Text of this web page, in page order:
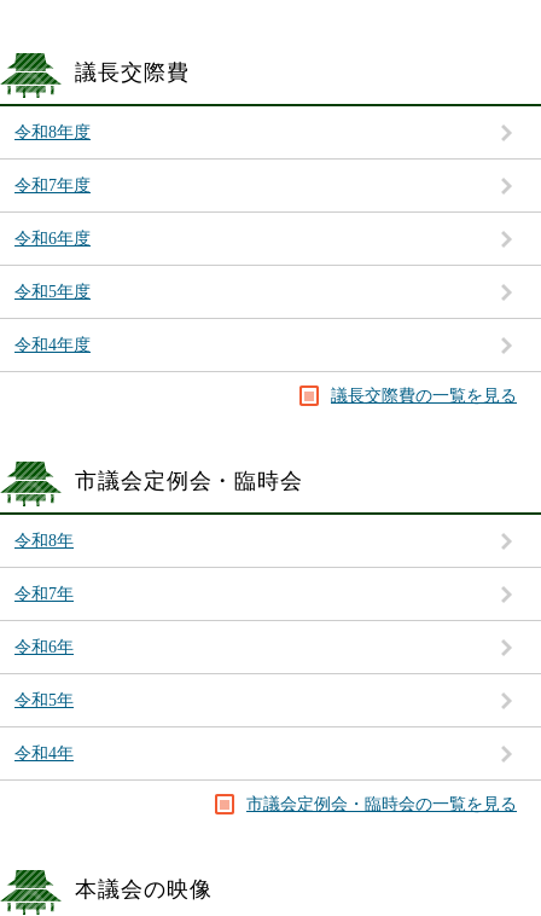
議長交際費
令和8年度
令和7年度
令和6年度
令和5年度
令和4年度
議長交際費の一覧を見る
市議会定例会・臨時会
令和8年
令和7年
令和6年
令和5年
令和4年
市議会定例会・臨時会の一覧を見る
本議会の映像